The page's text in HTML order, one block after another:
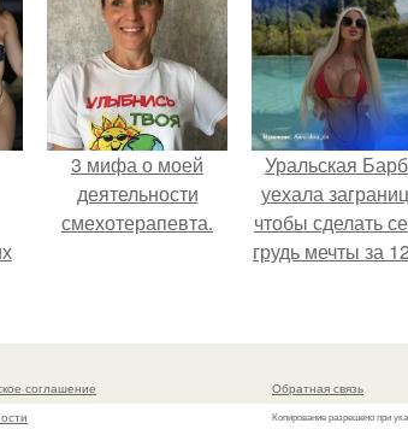
уверенности:
говорите, что я
отлично
для 57.
3 мифа о моей
деятельности
смехотерапевта.
Уральская
уехала
чтобы сделать
грудь мечты за
соглашение
Обратная связь
Копирование разрешено при